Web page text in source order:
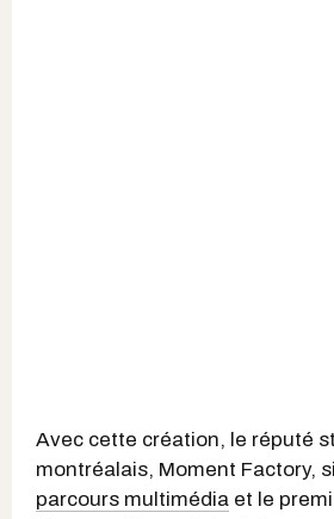
Avec cette création, le réputé
montréalais, Moment Factory,
parcours multimédia et le